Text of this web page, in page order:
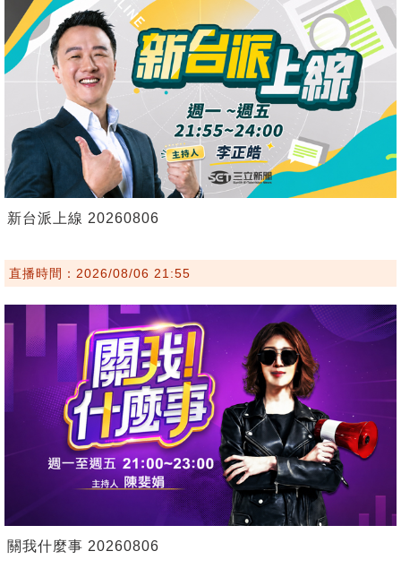
新台派上線 20260806
直播時間：2026/08/06 21:55
關我什麼事 20260806